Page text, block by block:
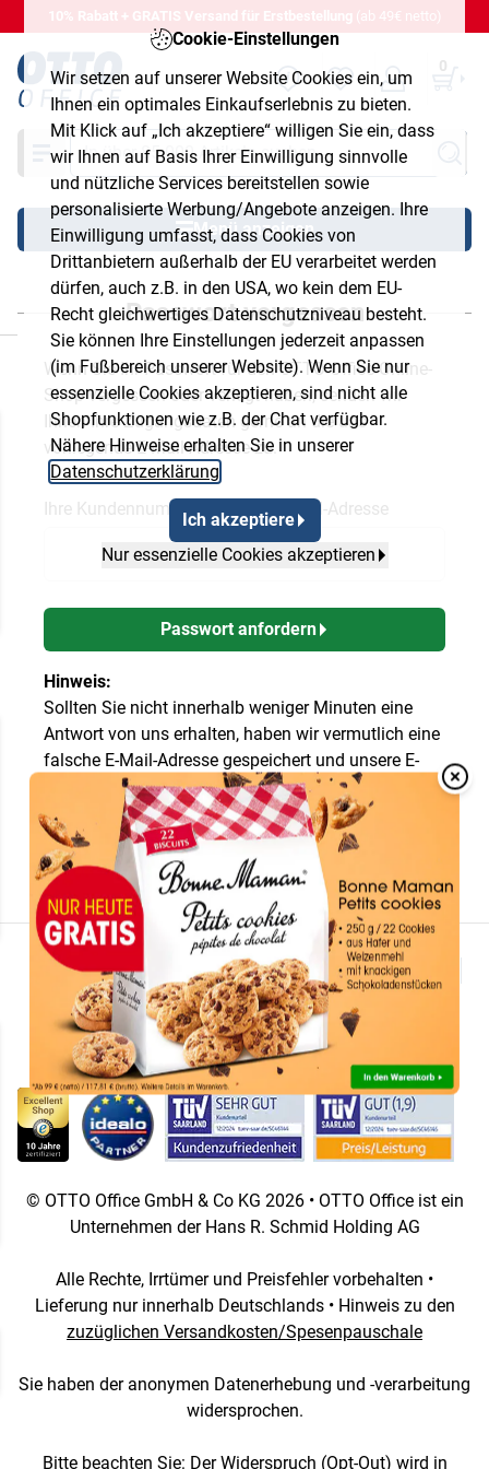
Cookie-Einstellungen
Wir setzen auf unserer Website Cookies ein, um
Ihnen ein optimales Einkaufserlebnis zu bieten.
Mit Klick auf „Ich akzeptiere“ willigen Sie ein, dass
wir Ihnen auf Basis Ihrer Einwilligung sinnvolle
und nützliche Services bereitstellen sowie
personalisierte Werbung/Angebote anzeigen. Ihre
Einwilligung umfasst, dass Cookies von
Drittanbietern außerhalb der EU verarbeitet werden
dürfen, auch z.B. in den USA, wo kein dem EU-
Recht gleichwertiges Datenschutzniveau besteht.
Sie können Ihre Einstellungen jederzeit anpassen
(im Fußbereich unserer Website). Wenn Sie nur
essenzielle Cookies akzeptieren, sind nicht alle
Shopfunktionen wie z.B. der Chat verfügbar.
Nähere Hinweise erhalten Sie in unserer
Datenschutzerklärung
Ich akzeptiere
Nur essenzielle Cookies akzeptieren
Overlay
10% Rabatt + GRATIS Versand für Erstbestellung (ab 49€ netto)
0
Suche
Menü anzeigen
Passwort vergessen
Wenn Sie Ihr Passwort für den OTTO Office Online-
Shop vergessen oder verlegt haben, senden wir
Ihnen Ihre Zugangsdaten gerne an die uns
vorliegende E-Mail-Adresse zu.
Ihre Kundennummer oder Ihre E-Mail-Adresse
Passwort anfordern
Hinweis:
Sollten Sie nicht innerhalb weniger Minuten eine
Antwort von uns erhalten, haben wir vermutlich eine
falsche E-Mail-Adresse gespeichert und unsere E-
Mail kann Sie nicht erreichen. Setzen Sie sich bitte
in diesem Fall mit uns in Verbindung, damit wir Ihre
E-Mail-Adresse berichtigen können!
Sprach- und Landesauswahl
AGBImpressum Datenschutz
BarrierefreiheitKarriereBestellscheinNachhaltigkeit
Großkunden
© OTTO Office GmbH & Co KG 2026 • OTTO Office ist ein
Unternehmen der Hans R. Schmid Holding AG
Alle Rechte, Irrtümer und Preisfehler vorbehalten •
Lieferung nur innerhalb Deutschlands • Hinweis zu den
zuzüglichen Versandkosten/Spesenpauschale
Sie haben der anonymen Datenerhebung und -verarbeitung
widersprochen.
Bitte beachten Sie: Der Widerspruch (Opt-Out) wird in